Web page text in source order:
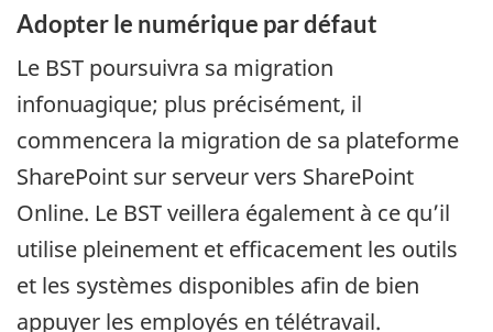
Adopter le numérique par défaut
Le BST poursuivra sa migration
infonuagique; plus précisément, il
commencera la migration de sa plateforme
SharePoint sur serveur vers SharePoint
Online. Le BST veillera également à ce qu’il
utilise pleinement et efficacement les outils
et les systèmes disponibles afin de bien
appuyer les employés en télétravail.